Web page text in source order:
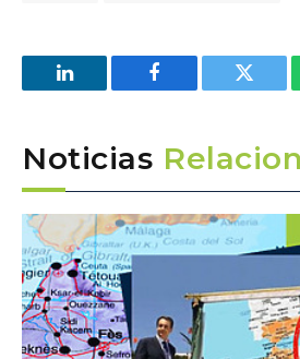
LinkedIn Facebook Twitter
Noticias